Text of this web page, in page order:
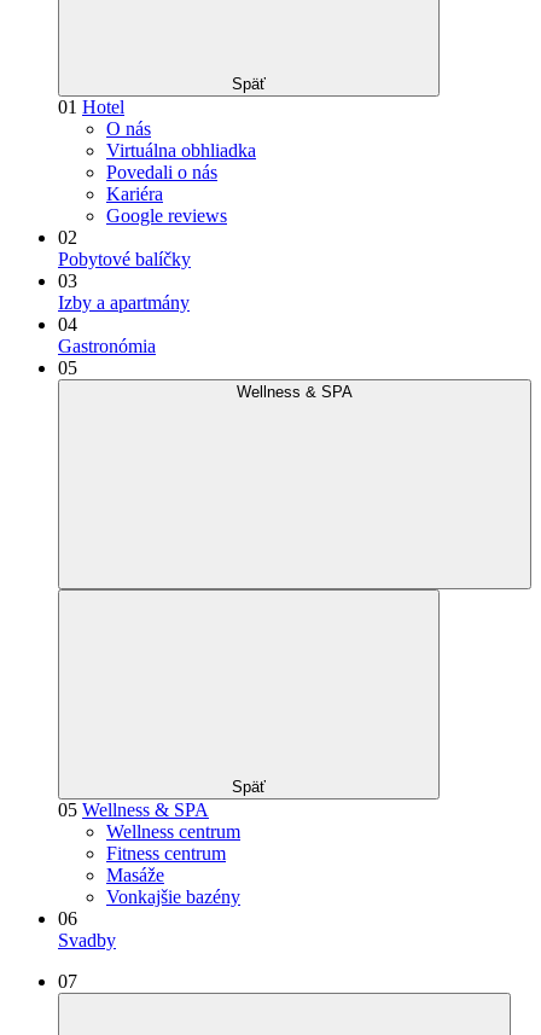
Späť
01 Hotel
O nás
Virtuálna obhliadka
Povedali o nás
Kariéra
Google reviews
02
Pobytové balíčky
03
Izby a apartmány
04
Gastronómia
05
Wellness & SPA
Späť
05 Wellness & SPA
Wellness centrum
Fitness centrum
Masáže
Vonkajšie bazény
06
Svadby
07